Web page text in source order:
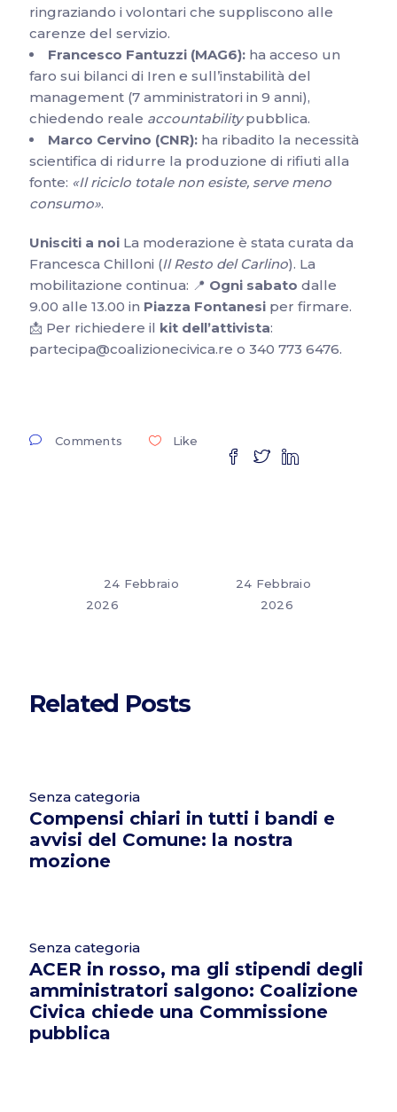
ringraziando i volontari che suppliscono alle
carenze del servizio.
Francesco Fantuzzi (MAG6):ha acceso un
faro sui bilanci di Iren e sull’instabilità del
management (7 amministratori in 9 anni),
chiedendo reale accountabilitypubblica.
Marco Cervino (CNR):ha ribadito la necessità
scientifica di ridurre la produzione di rifiuti alla
fonte: «Il riciclo totale non esiste, serve meno
consumo».
Unisciti a noiLa moderazione è stata curata da
Francesca Chilloni (Il Resto del Carlino). La
mobilitazione continua: 📍 Ogni sabato dalle
9.00 alle 13.00 in Piazza Fontanesiper firmare.
📩 Per richiedere il kit dell’attivista:
partecipa@coalizionecivica.re o 340 773 6476.
Comments Like
24 Febbraio
2026
24 Febbraio
2026
Related Posts
Senza categoria
Compensi chiari in tutti i bandi e
avvisi del Comune: la nostra
mozione
Senza categoria
ACER in rosso, ma gli stipendi degli
amministratori salgono: Coalizione
Civica chiede una Commissione
pubblica